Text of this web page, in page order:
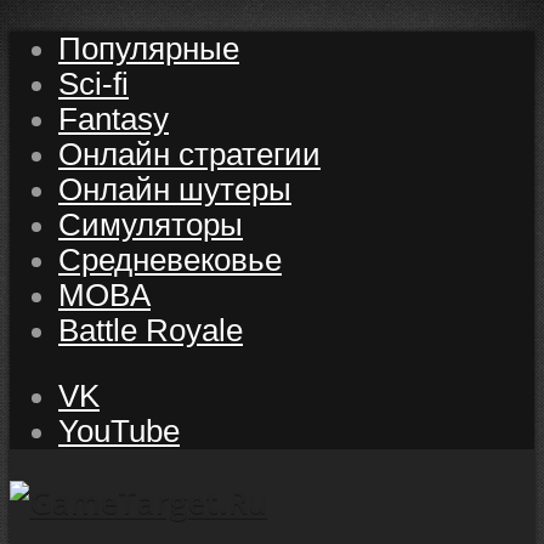
Популярные
Sci-fi
Fantasy
Онлайн стратегии
Онлайн шутеры
Симуляторы
Средневековье
MOBA
Battle Royale
VK
YouTube